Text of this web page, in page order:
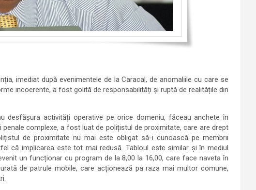
imediat după evenimentele de la Caracal, de anomaliile cu care se
incoerente, a fost golită de responsabilități și ruptă de realitățile din
desfășura activități operative pe orice domeniu, făceau anchete în
complexe, a fost luat de polițistul de proximitate, care are drept
de proximitate nu mai este obligat să-i cunoască pe membrii
că implicarea este tot mai redusă. Tabloul este similar și în mediul
un funcționar cu program de la 8,00 la 16,00, care face naveta în
de patrule mobile, care acționează pa raza mai multor comune,